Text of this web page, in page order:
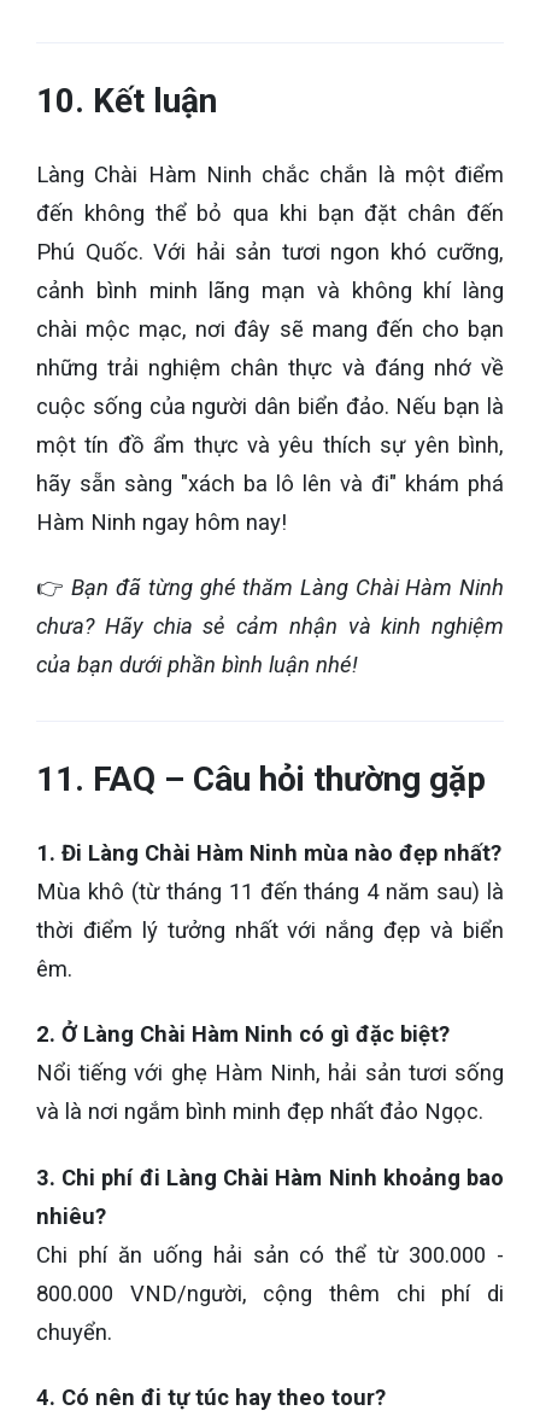
10. Kết luận
Làng Chài Hàm Ninh chắc chắn là một điểm
đến không thể bỏ qua khi bạn đặt chân đến
Phú Quốc. Với hải sản tươi ngon khó cưỡng,
cảnh bình minh lãng mạn và không khí làng
chài mộc mạc, nơi đây sẽ mang đến cho bạn
những trải nghiệm chân thực và đáng nhớ về
cuộc sống của người dân biển đảo. Nếu bạn là
một tín đồ ẩm thực và yêu thích sự yên bình,
hãy sẵn sàng "xách ba lô lên và đi" khám phá
Hàm Ninh ngay hôm nay!
👉Bạn đã từng ghé thăm Làng Chài Hàm Ninh
chưa? Hãy chia sẻ cảm nhận và kinh nghiệm
của bạn dưới phần bình luận nhé!
11. FAQ – Câu hỏi thường gặp
1. Đi Làng Chài Hàm Ninh mùa nào đẹp nhất?
Mùa khô (từ tháng 11 đến tháng 4 năm sau) là
thời điểm lý tưởng nhất với nắng đẹp và biển
êm.
2. Ở Làng Chài Hàm Ninh có gì đặc biệt?
Nổi tiếng với ghẹ Hàm Ninh, hải sản tươi sống
và là nơi ngắm bình minh đẹp nhất đảo Ngọc.
3. Chi phí đi Làng Chài Hàm Ninh khoảng bao
nhiêu?
Chi phí ăn uống hải sản có thể từ 300.000 -
800.000 VND/người, cộng thêm chi phí di
chuyển.
4. Có nên đi tự túc hay theo tour?